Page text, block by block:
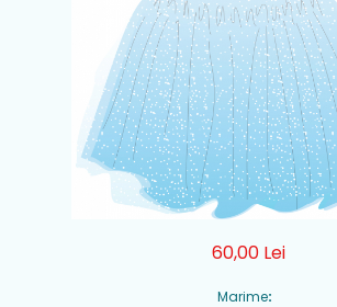
60,00 Lei
Marime: